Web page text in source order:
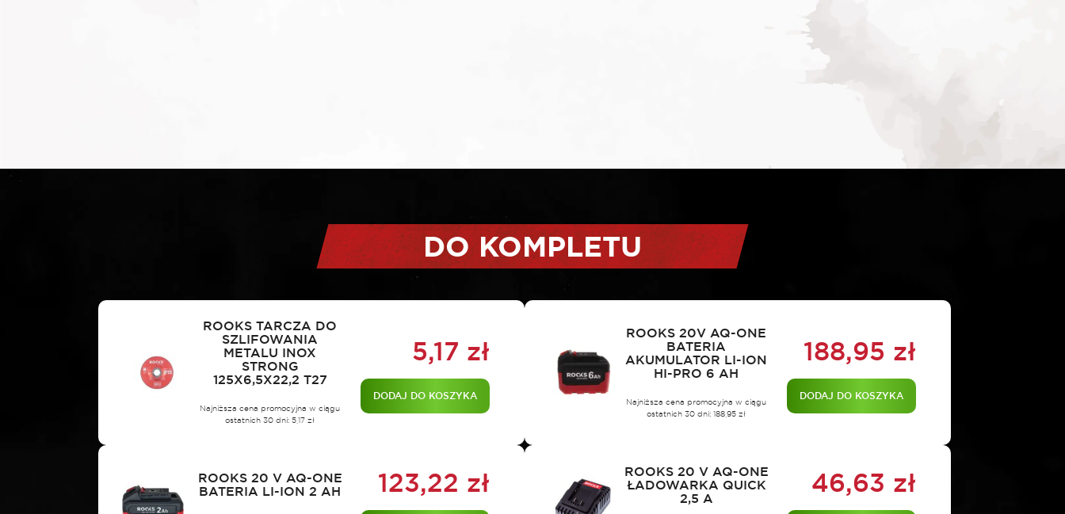
DO KOMPLETU
ROOKS TARCZA DO
SZLIFOWANIA
METALU INOX
STRONG
125X6,5X22,2 T27
Najniższa cena promocyjna w ciągu
ostatnich 30 dni: 5,17 zł
5,17 zł
DODAJ DO KOSZYKA
ROOKS 20V AQ-ONE
BATERIA
AKUMULATOR LI-ION
HI-PRO 6 AH
Najniższa cena promocyjna w ciągu
ostatnich 30 dni: 188,95 zł
188,95 zł
DODAJ DO KOSZYKA
ROOKS 20 V AQ-ONE
BATERIA LI-ION 2 AH
123,22 zł
ROOKS 20 V AQ-ONE
ŁADOWARKA QUICK
2,5 A
46,63 zł